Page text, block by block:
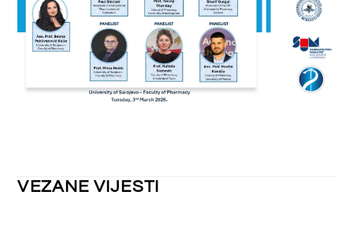
NEKATEGORIZIRANO
Obavijest o kolektivnom godišnjem